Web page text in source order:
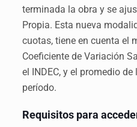
terminada la obra y se
Propia. Esta nueva
cuotas, tiene en cuenta el
Coeficiente de Variación
el INDEC, y el promedio
período.
Requisitos para